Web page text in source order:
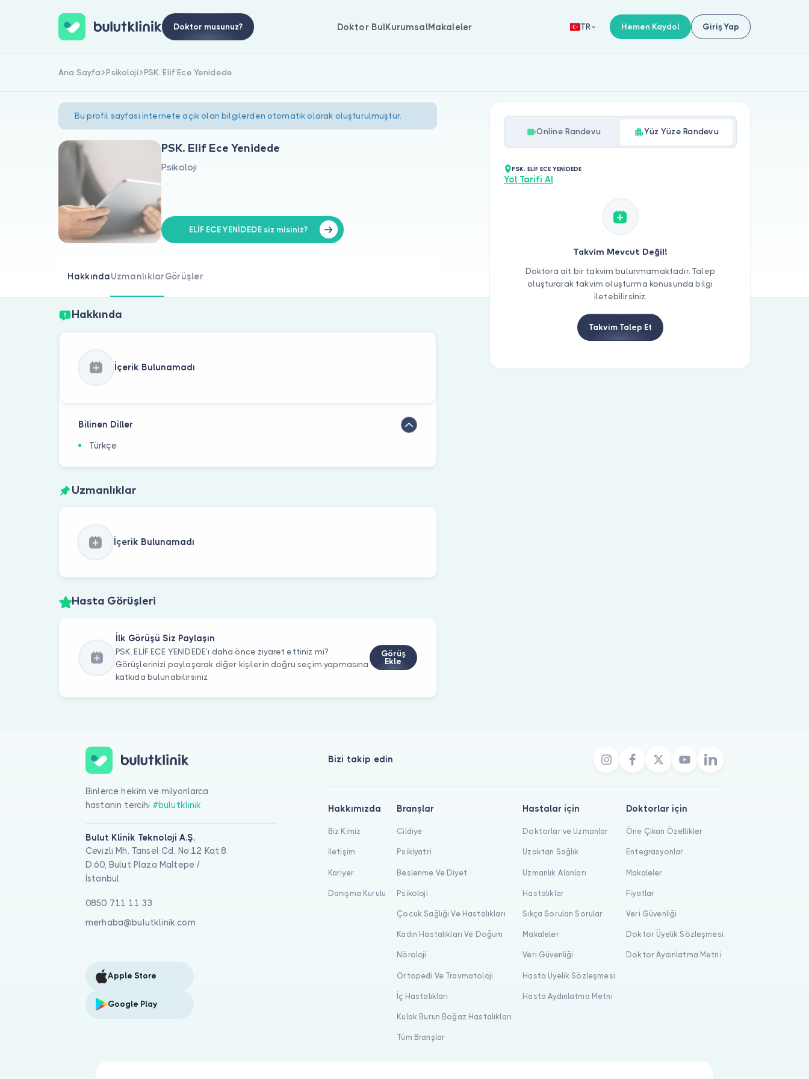
Doktor musunuz? Doktor BulKurumsalMakaleler TR Hemen Kaydol Giriş Yap
Ana Sayfa Psikoloji PSK. Elif Ece Yenidede
Bu profil sayfası internete açık olan bilgilerden otomatik olarak oluşturulmuştur.
PSK. Elif Ece Yenidede
Psikoloji
ELİF ECE YENİDEDE siz misiniz?
HakkındaUzmanlıklarGörüşler
Hakkında
İçerik Bulunamadı
Bilinen Diller
Türkçe
Uzmanlıklar
İçerik Bulunamadı
Hasta Görüşleri
İlk Görüşü Siz Paylaşın
PSK. ELİF ECE YENİDEDE’ı daha önce ziyaret ettiniz mi?
Görüşlerinizi paylaşarak diğer kişilerin doğru seçim yapmasına
katkıda bulunabilirsiniz.
Görüş
Ekle
Online Randevu Yüz Yüze Randevu
PSK. ELİF ECE YENİDEDE
Yol Tarifi Al
Takvim Mevcut Değil!
Doktora ait bir takvim bulunmamaktadır. Talep
oluşturarak takvim oluşturma konusunda bilgi
iletebilirsiniz.
Takvim Talep Et
Binlerce hekim ve milyonlarca
hastanın tercihi #bulutklinik
Bulut Klinik Teknoloji A.Ş.
Cevizli Mh. Tansel Cd. No:12 Kat:8
D:60, Bulut Plaza Maltepe /
İstanbul
0850 711 11 33
merhaba@bulutklinik.com
Apple Store
Google Play
Bizi takip edin
Hakkımızda
Biz Kimiz
İletişim
Kariyer
Danışma Kurulu
Branşlar
Cildiye
Psikiyatri
Beslenme Ve Diyet
Psikoloji
Çocuk Sağlığı Ve Hastalıkları
Kadın Hastalıkları Ve Doğum
Nöroloji
Ortopedi Ve Travmatoloji
İç Hastalıkları
Kulak Burun Boğaz Hastalıkları
Tüm Branşlar
Hastalar için
Doktorlar ve Uzmanlar
Uzaktan Sağlık
Uzmanlık Alanları
Hastalıklar
Sıkça Sorulan Sorular
Makaleler
Veri Güvenliği
Hasta Üyelik Sözleşmesi
Hasta Aydınlatma Metni
Doktorlar için
Öne Çıkan Özellikler
Entegrasyonlar
Makaleler
Fiyatlar
Veri Güvenliği
Doktor Üyelik Sözleşmesi
Doktor Aydınlatma Metni